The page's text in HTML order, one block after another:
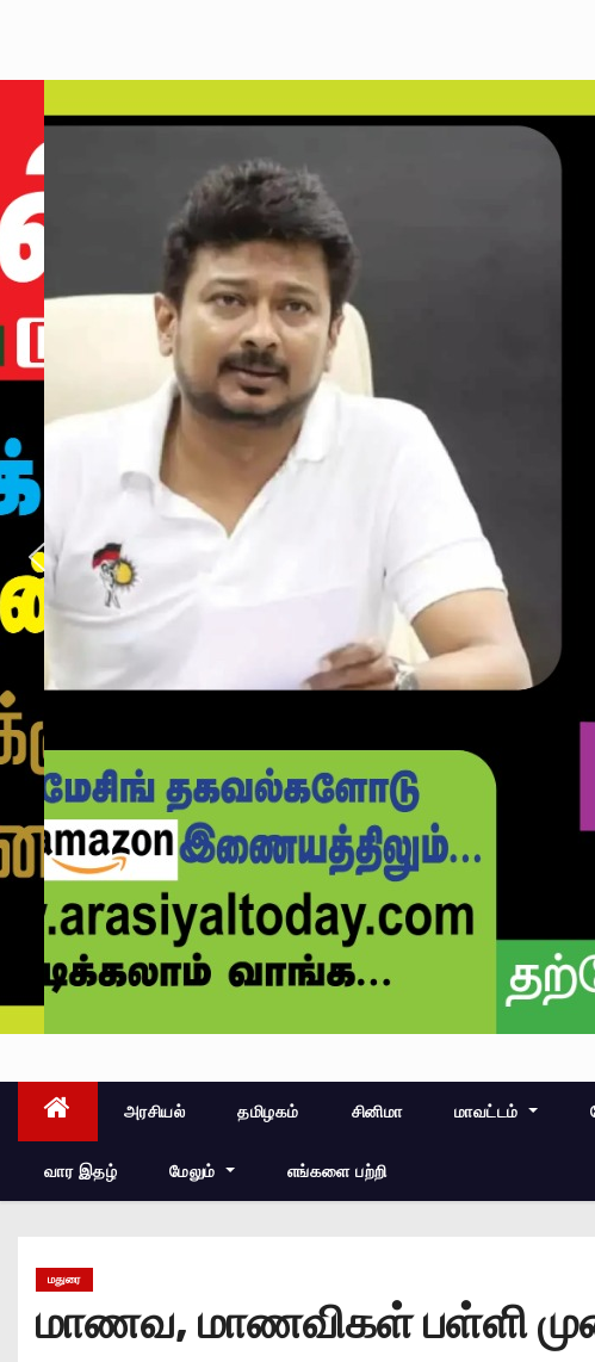
அரசியல் தமிழகம் சினிமா மாவட்டம்
வார இதழ் மேலும் எங்களை பற்றி
மதுரை
மாணவ, மாணவிகள் பள்ளி